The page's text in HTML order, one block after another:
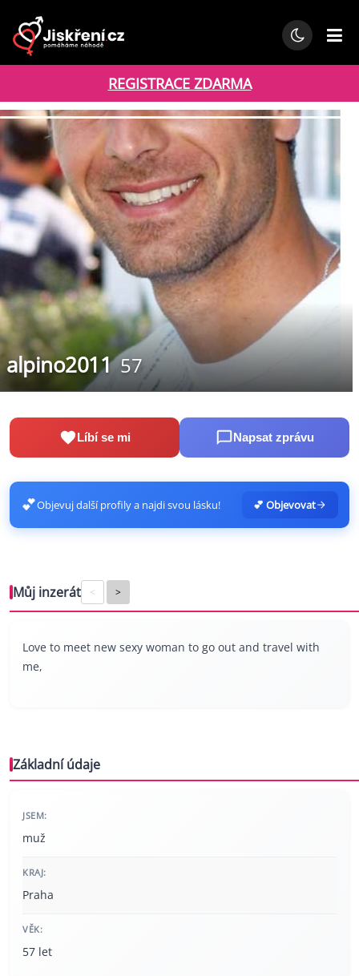
REGISTRACE ZDARMA
alpino2011 57
Líbí se mi Napsat zprávu
💕Objevuj další profily a najdi svou lásku! 💕 Objevovat
Můj inzerát < >
Love to meet new sexy woman to go out and travel with
me,
Základní údaje
JSEM:
muž
KRAJ:
Praha
VĚK:
57 let